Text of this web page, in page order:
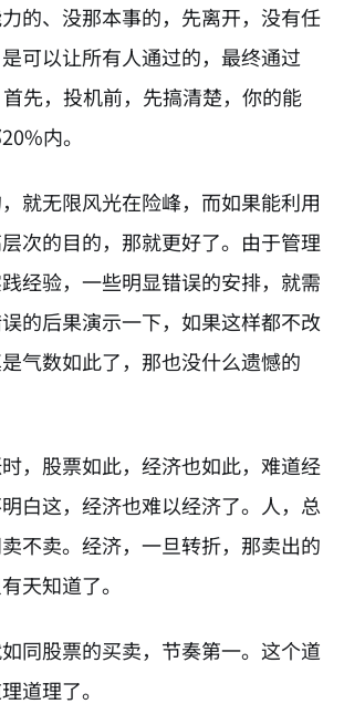
的、没那本事的，先离开，没有任
可以让所有人通过的，最终通过
先，投机前，先搞清楚，你的能
内。
就无限风光在险峰，而如果能利用
次的目的，那就更好了。由于管理
经验，一些明显错误的安排，就需
的后果演示一下，如果这样都不改
气数如此了，那也没什么遗憾的
，股票如此，经济也如此，难道经
白这，经济也难以经济了。人，总
不卖。经济，一旦转折，那卖出的
天知道了。
同股票的买卖，节奏第一。这个道
道理了。